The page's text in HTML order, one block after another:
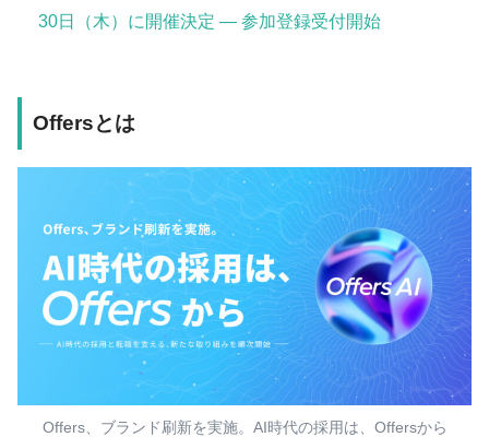
30日（木）に開催決定 — 参加登録受付開始
Offersとは
Offers、ブランド刷新を実施。AI時代の採用は、Offersから